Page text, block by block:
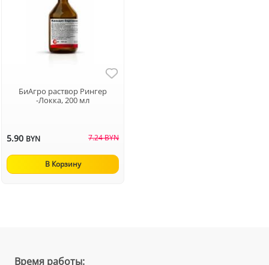
БиАгро раствор Рингер
-Локка, 200 мл
5.90 BYN 7.24 BYN
В Корзину
Время работы: